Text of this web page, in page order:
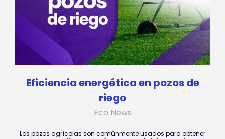
Eficiencia energética en pozos de
riego
Eco News
Los pozos agrícolas son comúnmente usados para obtener